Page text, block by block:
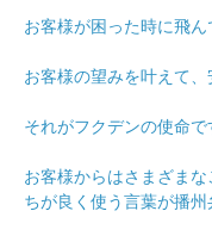
お客様が困った時に飛ん
お客様の望みを叶えて、
それがフクデンの使命で
お客様からはさまざま
ちが良く使う言葉が播州